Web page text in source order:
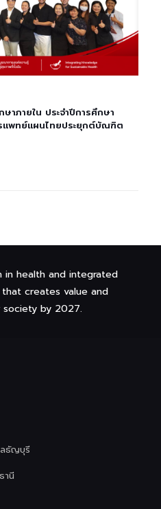
าภายใน ประจำปีการศึกษา
พทย์แผนไทยประยุกต์บัณฑิต
in health and integrated
creates value and
by 2027.
ลธัญบุรี
านี